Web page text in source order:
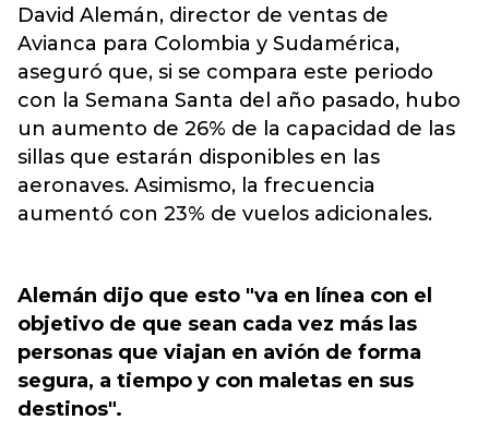
David Alemán, director de ventas de
Avianca para Colombia y Sudamérica,
aseguró que, si se compara este periodo
con la Semana Santa del año pasado, hubo
un aumento de 26% de la capacidad de las
sillas que estarán disponibles en las
aeronaves. Asimismo, la frecuencia
aumentó con 23% de vuelos adicionales.
Alemán dijo que esto "va en línea con el
objetivo de que sean cada vez más las
personas que viajan en avión de forma
segura, a tiempo y con maletas en sus
destinos".